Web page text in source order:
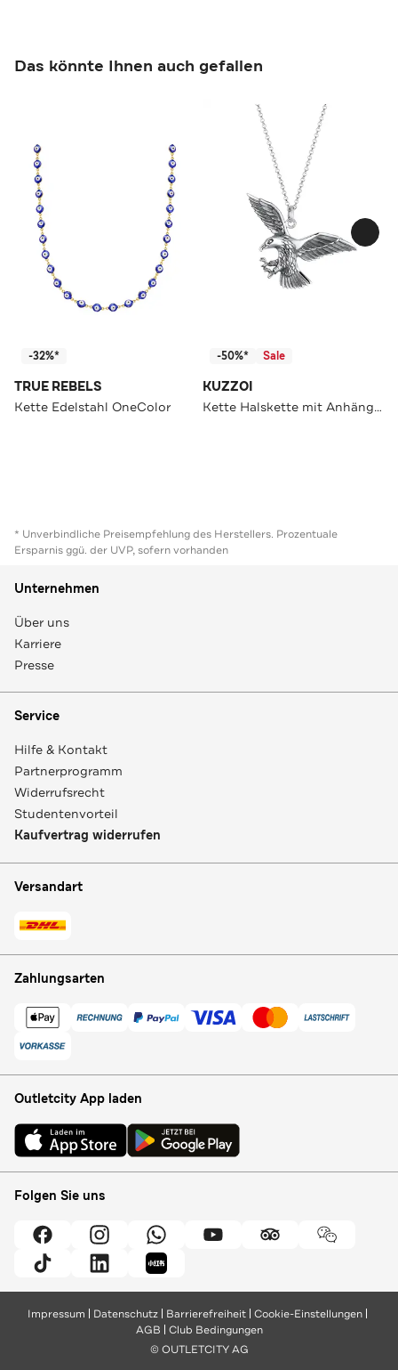
Das könnte Ihnen auch gefallen
-32%*
TRUE REBELS
Kette Edelstahl OneColor
-50%* Sale
KUZZOI
Kette Halskette mit Anhänger Vogel 925 Sterling Silber Silber
* Unverbindliche Preisempfehlung des Herstellers. Prozentuale
Ersparnis ggü. der UVP, sofern vorhanden
Unternehmen
Über uns
Karriere
Presse
Service
Hilfe & Kontakt
Partnerprogramm
Widerrufsrecht
Studentenvorteil
Kaufvertrag widerrufen
Versandart
Zahlungsarten
Outletcity App laden
Folgen Sie uns
Impressum Datenschutz Barrierefreiheit Cookie-Einstellungen
AGB
Club Bedingungen
© OUTLETCITY AG